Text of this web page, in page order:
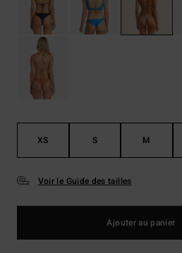
XS S M
Voir le Guide des tailles
Ajouter au panier